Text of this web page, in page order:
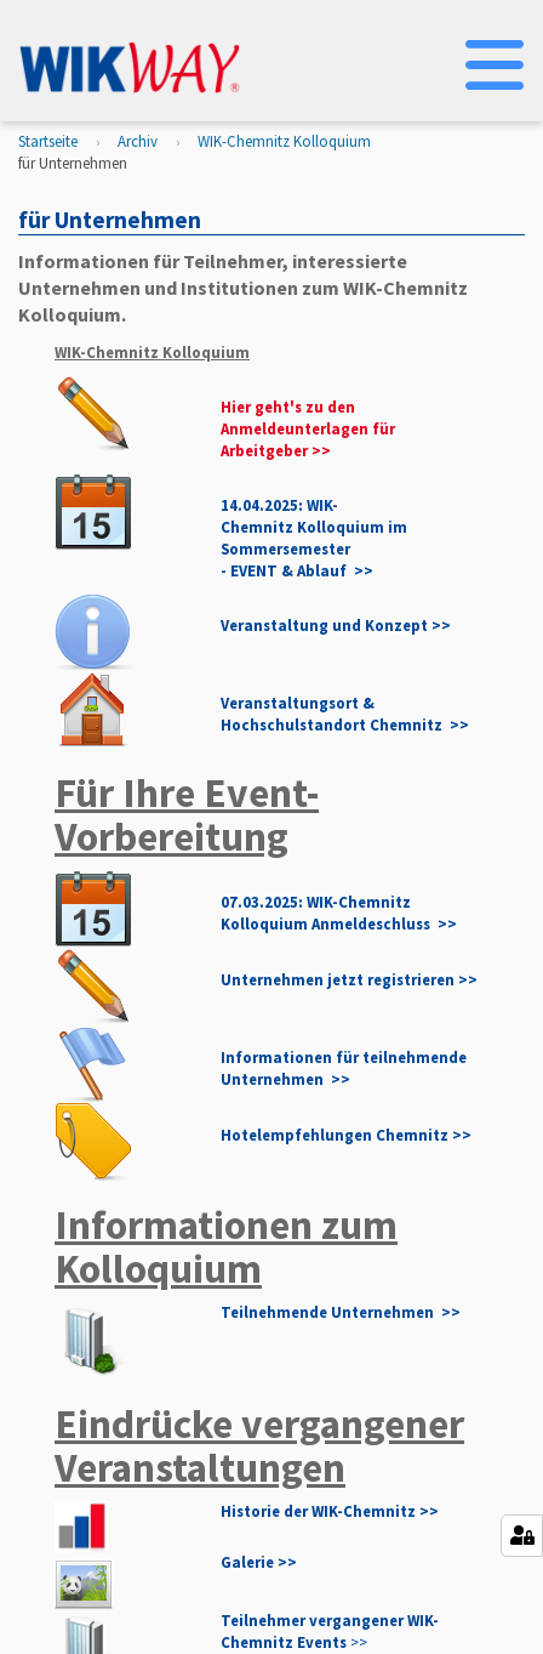
Startseite Archiv
WIK-Chemnitz Kolloquium
für Unternehmen
für Unternehmen
Informationen für Teilnehmer, interessierte
Unternehmen und Institutionen zum WIK-Chemnitz
Kolloquium.
WIK-Chemnitz Kolloquium
Hier geht's zu den
Anmeldeunterlagen für
Arbeitgeber >>
14.04.2025: WIK-
Chemnitz Kolloquium im
Sommersemester
- EVENT & Ablauf >>
Veranstaltung und Konzept >>
Veranstaltungsort &
Hochschulstandort Chemnitz >>
Für Ihre Event-
Vorbereitung
07.03.2025: WIK-Chemnitz
Kolloquium Anmeldeschluss >>
Unternehmen jetzt registrieren >>
Informationen für teilnehmende
Unternehmen >>
Hotelempfehlungen Chemnitz >>
Informationen zum
Kolloquium
Teilnehmende Unternehmen >>
Eindrücke vergangener
Veranstaltungen
Historie der WIK-Chemnitz >>
Galerie >>
Teilnehmer vergangener WIK-
Chemnitz Events >>